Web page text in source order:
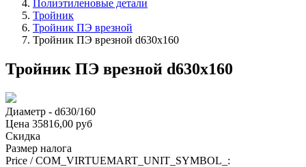
Полиэтиленовые детали
Тройник
Тройник ПЭ врезной
Тройник ПЭ врезной d630х160
Тройник ПЭ врезной d630х160
Диаметр - d630/160
Цена 35816,00 руб
Скидка
Размер налога
Price / COM_VIRTUEMART_UNIT_SYMBOL_: